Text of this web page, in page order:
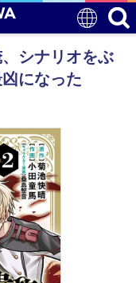
シナリオをぶ
凶になった